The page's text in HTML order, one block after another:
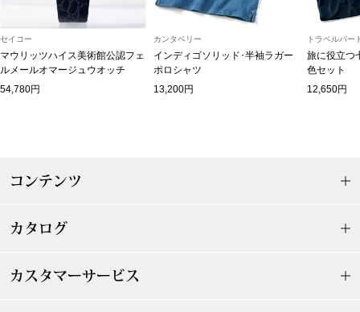
スカーフ／ス
手袋
サングラス／
セイコー
マウリッツハイス美術館公認フェ
ルメールオマージュウオッチ
54,780円
カンタベリー
インディゴソリッド･半袖ラガー
ポロシャツ
13,200円
トラベルパー
旅に役立つ
色セット
12,650円
コンテンツ
カタログ
カスタマーサービス